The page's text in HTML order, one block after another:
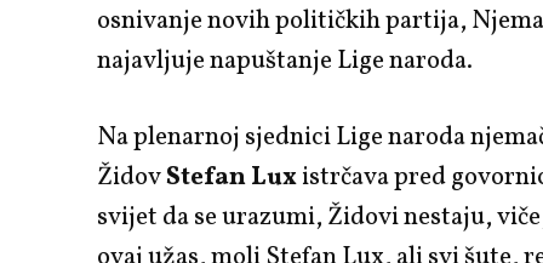
osnivanje novih političkih partija,
najavljuje napuštanje Lige naroda.
Na plenarnoj sjednici Lige naroda
ŽidovStefan Luxistrčava pred
svijet da se urazumi, Židovi nestaju,